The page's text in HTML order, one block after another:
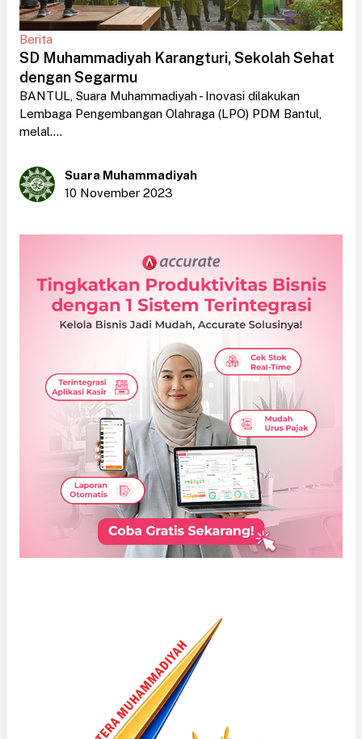
Berita
SD Muhammadiyah Karangturi, Sekolah Sehat
dengan Segarmu
BANTUL, Suara Muhammadiyah - Inovasi dilakukan
Lembaga Pengembangan Olahraga (LPO) PDM Bantul,
melal....
Suara Muhammadiyah
10 November 2023